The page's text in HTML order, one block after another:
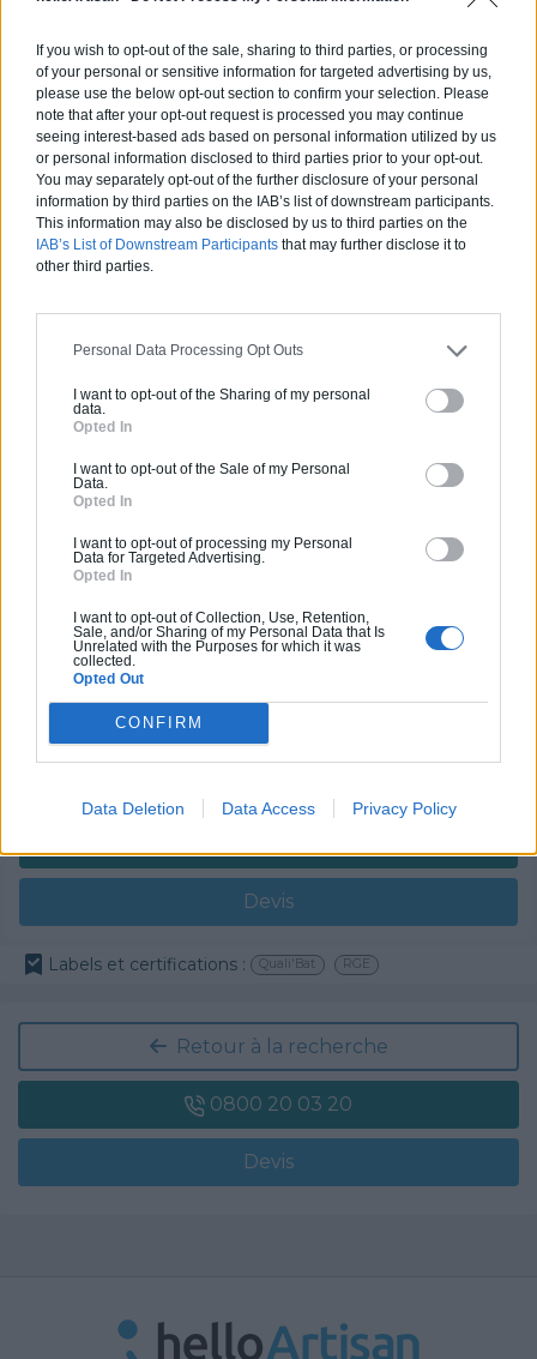
If you wish to opt-out of the sale, sharing to third parties, or processing
of your personal or sensitive information for targeted advertising by us,
please use the below opt-out section to confirm your selection. Please
note that after your opt-out request is processed you may continue
seeing interest-based ads based on personal information utilized by us
or personal information disclosed to third parties prior to your opt-out.
You may separately opt-out of the further disclosure of your personal
information by third parties on the IAB’s list of downstream participants.
This information may also be disclosed by us to third parties on the
IAB’s List of Downstream Participants that may further disclose it to
other third parties.
Personal Data Processing Opt Outs
I want to opt-out of the Sharing of my personal
data.
Opted In
I want to opt-out of the Sale of my Personal
Data.
Opted In
I want to opt-out of processing my Personal
Data for Targeted Advertising.
Opted In
I want to opt-out of Collection, Use, Retention,
Sale, and/or Sharing of my Personal Data that Is
Unrelated with the Purposes for which it was
collected.
Opted Out
CONFIRM
Data Deletion Data Access Privacy Policy
Labels et certifications : RGE
Partenaire
NEW BUILDING
Activités :Salle de bain, Couverture tuiles / petits éléments, Isolation thermique des murs intérieurs, Alarme, Isolation des combles aménageables, Traitement de l'eau, Décrassage / Démoussage de toiture, Cheminée, Terrassement, Plancher chauffant
0800 20 03 20
Labels et certifications :
Activités :Salle de bain, Couverture tuiles / petits éléments, Isolation thermique des murs intérieurs, Gros œuvre, Plâtre traditionnel, Chauffage Fioul, Bétons cirés
Devis
Labels et certifications : Quali'Bat RGE
Retour à la recherche
0800 20 03 20
Devis